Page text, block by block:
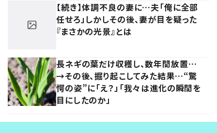
【続き】体調不良の妻に…夫「俺に全部
任せろ」しかしその後、妻が目を疑った
『まさかの光景』とは
長ネギの葉だけ収穫し、数年間放置…
→その後、掘り起こしてみた結果…“驚
愕の姿”に「え？」「我々は進化の瞬間を
目にしたのか」